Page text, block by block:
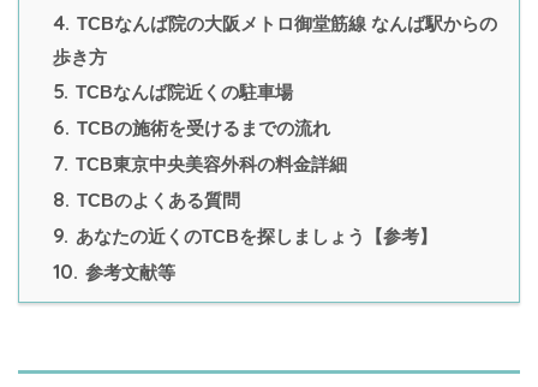
4. TCBなんば院の大阪メトロ御堂筋線 なんば駅からの
歩き方
5. TCBなんば院近くの駐車場
6. TCBの施術を受けるまでの流れ
7. TCB東京中央美容外科の料金詳細
8. TCBのよくある質問
9. あなたの近くのTCBを探しましょう【参考】
10. 参考文献等